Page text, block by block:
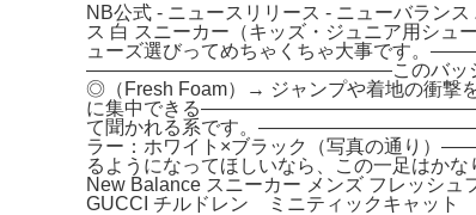
NB公式 - ニュースリリース - ニューバラン
ス 白 スニーカー（キッズ・ジュニア用シ
ューズ選びってめちゃくちゃ大事です
――――――――――――――――このバッシュは、“
◎（Fresh Foam）→ ジャンプや着地の衝撃
に集中できる――――――――――――――――しか
て聞かれる系です。
ラー：ホワイト×ブラック（写真の通り
るようになってほしいなら、この一足はか
New Balance スニーカー メンズ フレッシ
GUCCI チルドレン ミニティックキャット